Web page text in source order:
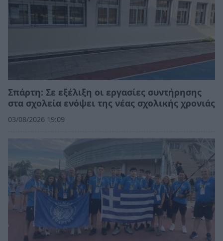
Σπάρτη: Σε εξέλιξη οι εργασίες συντήρησης
στα σχολεία ενόψει της νέας σχολικής χρονιάς
03/08/2026 19:09